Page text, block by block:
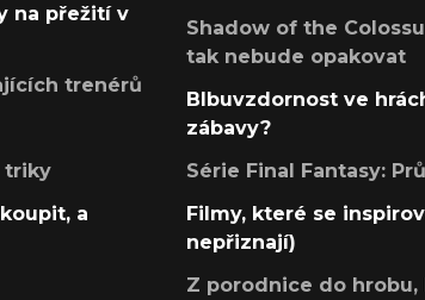
na přežití v
trenérů
triky
a
Shadow of the
tak nebude opakovat
Blbuvzdornost ve
zábavy?
Série Final Fantasy:
Filmy, které se
nepřiznají)
Z porodnice do hrobu,